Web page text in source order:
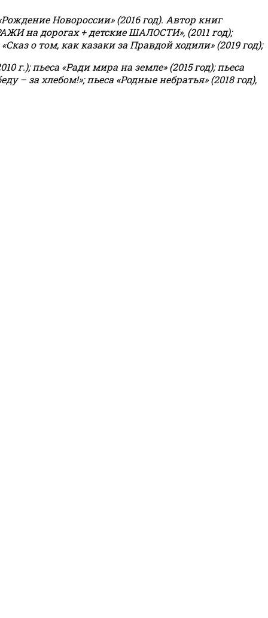
Новороссии» (2016 год). Автор книг
на дорогах + детские ШАЛОСТИ», (2011 год);
о том, как казаки за Правдой ходили» (2019 год);
г.); пьеса «Ради мира на земле» (2015 год); пьеса
– за хлебом!»;пьеса «Родные небратья» (2018 год),